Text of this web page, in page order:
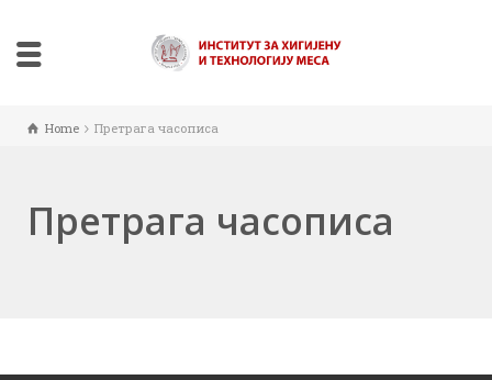
Home Претрага часописа
Претрага часописа